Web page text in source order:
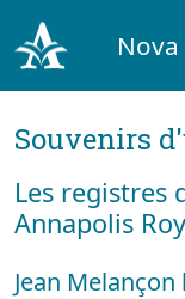
Souvenirs
Les registres
Annapolis
Jean